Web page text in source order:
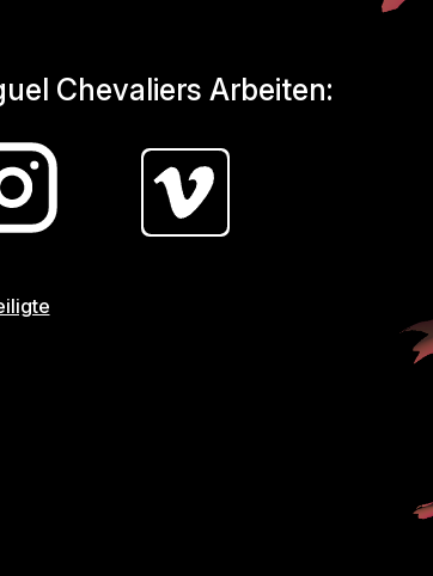
Chevaliers Arbeiten: